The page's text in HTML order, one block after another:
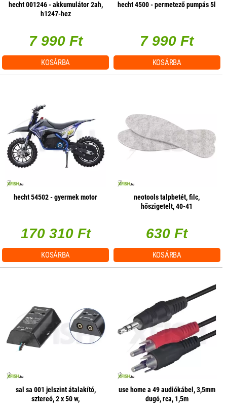
hecht 001246 - akkumulátor 2ah,
h1247-hez
7 990 Ft
KOSÁRBA
hecht 4500 - permetező pumpás 5l
7 990 Ft
KOSÁRBA
hecht 54502 - gyermek motor
170 310 Ft
KOSÁRBA
neotools talpbetét, filc,
hőszigetelt, 40-41
630 Ft
KOSÁRBA
sal sa 001 jelszint átalakító,
sztereó, 2 x 50 w,
use home a 49 audiókábel, 3,5mm
dugó, rca, 1,5m